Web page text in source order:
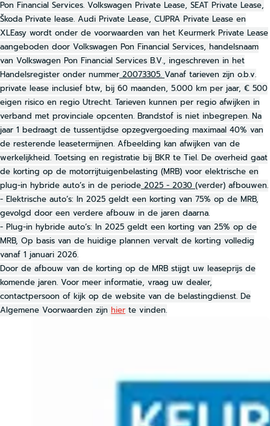
Mail ons dan of bel ons, zodat we de auto voor je klaar
kunnen zetten.
Pon Financial Services. Volkswagen Private Lease, SEAT Private Lease,
Škoda Private lease. Audi Private Lease, CUPRA Private Lease en
XLEasy wordt onder de voorwaarden van het Keurmerk Private Lease
aangeboden door Volkswagen Pon Financial Services, handelsnaam
van Volkswagen Pon Financial Services B.V., ingeschreven in het
Handelsregister onder nummer 20073305. Vanaf tarieven zijn o.b.v.
private lease inclusief btw, bij 60 maanden, 5.000 km per jaar, € 500
eigen risico en regio Utrecht. Tarieven kunnen per regio afwijken in
verband met provinciale opcenten. Brandstof is niet inbegrepen. Na
jaar 1 bedraagt de tussentijdse opzegvergoeding maximaal 40% van
de resterende leasetermijnen. Afbeelding kan afwijken van de
werkelijkheid. Toetsing en registratie bij BKR te Tiel. De overheid gaat
de korting op de motorrijtuigenbelasting (MRB) voor elektrische en
plug-in hybride auto’s in de periode 2025 - 2030 (verder) afbouwen.
- Elektrische auto’s: In 2025 geldt een korting van 75% op de MRB,
gevolgd door een verdere afbouw in de jaren daarna.
- Plug-in hybride auto’s: In 2025 geldt een korting van 25% op de
MRB, Op basis van de huidige plannen vervalt de korting volledig
vanaf 1 januari 2026.
Door de afbouw van de korting op de MRB stijgt uw leaseprijs de
komende jaren. Voor meer informatie, vraag uw dealer,
contactpersoon of kijk op de website van de belastingdienst. De
Algemene Voorwaarden zijn hier te vinden.